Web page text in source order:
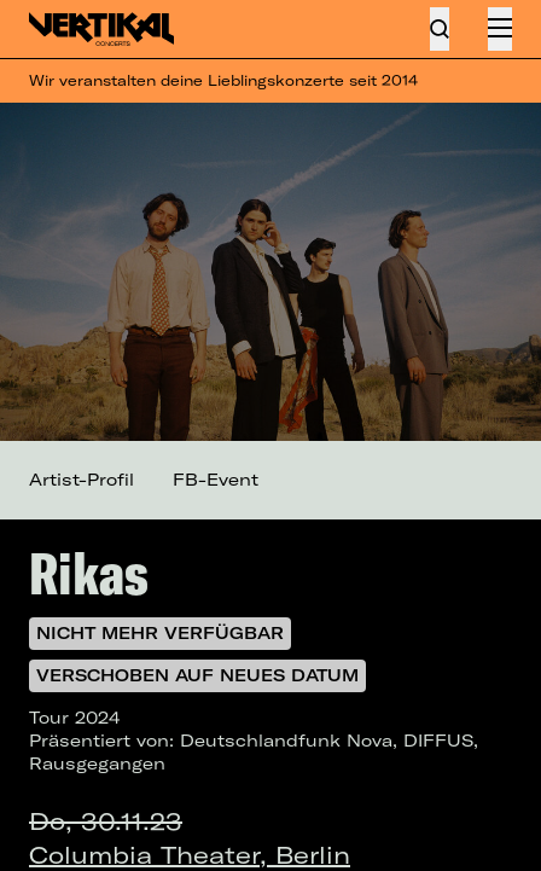
Wir veranstalten deine Lieblingskonzerte seit 2014
Rikas
NICHT MEHR VERFÜGBAR
VERSCHOBEN AUF NEUES DATUM
Tour 2024
Präsentiert von: Deutschlandfunk Nova, DIFFUS,
Rausgegangen
Do, 30.11.23
Columbia Theater, Berlin
Artist-Profil FB-Event